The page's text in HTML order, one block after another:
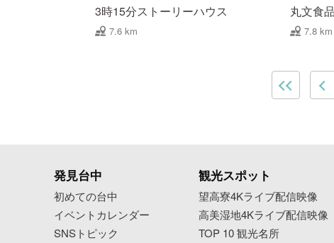
3時15分ストーリーハウス
7.6 km
丸文食
7.8 km
発見台中
初めての台中
イベントカレンダー
SNSトピック
観光スポット
望高寮4Kライブ配信映像
高美湿地4Kライブ配信映像
TOP 10 観光名所